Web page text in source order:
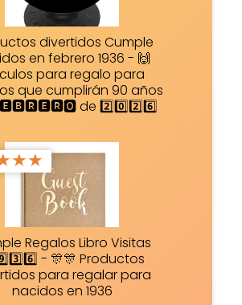
divertidos Cumple
en febrero 1936 - 🙌
para regalo para
que cumplirán 90 años
de 2️⃣0️⃣2️⃣6️⃣
★★
Regalos Libro Visitas
- 🎊🎊 Productos
para regalar para
nacidos en 1936